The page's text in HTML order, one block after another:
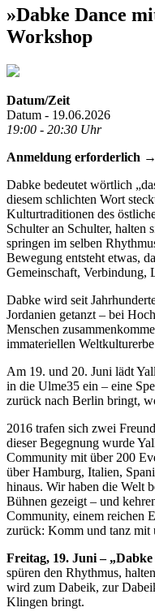
»Dabke Dance
Workshop
Datum/Zeit
Datum - 19.06.2026
19:00 - 20:30 Uhr
Anmeldung erforderlich →
Dabke bedeutet wörtlich
diesem schlichten Wort
Kulturtraditionen des
Schulter an Schulter, halten
springen im selben
Bewegung entsteht etwas,
Gemeinschaft, Verbindung,
Dabke wird seit
Jordanien getanzt – bei
Menschen
immateriellen
Am 19. und 20. Juni lädt
in die Ulme35 ein – eine
zurück nach Berlin bringt,
2016 trafen sich zwei
dieser Begegnung wurde
Community mit über 200
über Hamburg, Italien,
hinaus. Wir haben die Welt
Bühnen gezeigt – und
Community, einem reichen
zurück: Komm und tanz mit
Freitag, 19. Juni – „Dabke
spüren den Rhythmus,
wird zum Dabeik, zur
Klingen bringt.